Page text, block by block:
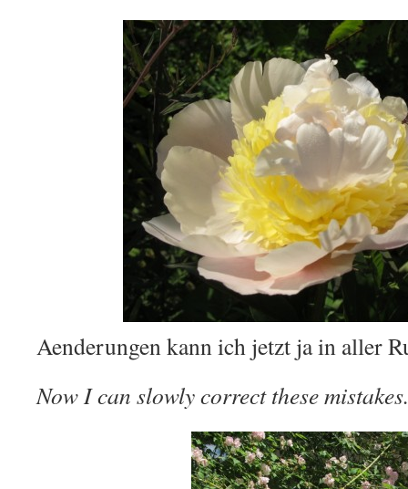
Aenderungen kann ich jetzt ja in aller
Now I can slowly correct these mistakes.